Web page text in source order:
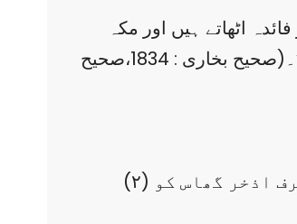
اٹھاتے ہیں اور مکہ
والے اسے اپنے گھروں کی چھتوں میں استعمال کرتے ہیں ۔ تو آپ ؐ نے فرمایا:’’ ٹھیک ہے اذخر کو کاٹنے کی اجازت ہے ‘‘۔(صحیح بخاری : 1834،صحیح
(۲) مکہ مکرمہ میں کسی درخت ، پودے اور گھاس کا کاٹنا بھی حرام ہے ۔ ہاں بعض ضروریات کے پیش نظر صرف اذخر گھاس کو